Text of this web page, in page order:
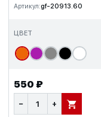
Артикул:gf-20913.60
ЦВЕТ
550 ₽
− + В